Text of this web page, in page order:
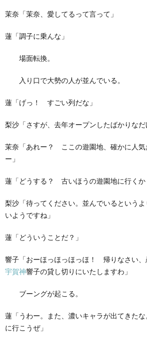
茉奈「茉奈、愛してるって言って」
蓮「調子に乗んな」
場面転換。
入り口で大勢の人が並んでいる。
蓮「げっ！ すごい列だな」
梨沙「さすが、去年オープンしたばかりなだ
茉奈「あれー？ ここの遊園地、確かに人気
ー」
蓮「どうする？ 古いほうの遊園地に行くか
梨沙「待ってください。並んでいるという
いようですね」
蓮「どういうことだ？」
響子「おーほっほっほっほ！ 帰りなさい、
宇賀神響子の貸し切りにいたしますわ」
ブーングが起こる。
蓮「うわー。また、濃いキャラが出てきた
に行こうぜ」